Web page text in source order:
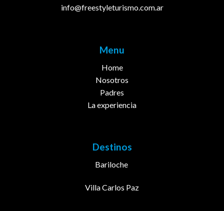
info@freestyleturismo.com.ar
Menu
Home
Nosotros
Padres
La experiencia
Destinos
Bariloche
Villa Carlos Paz